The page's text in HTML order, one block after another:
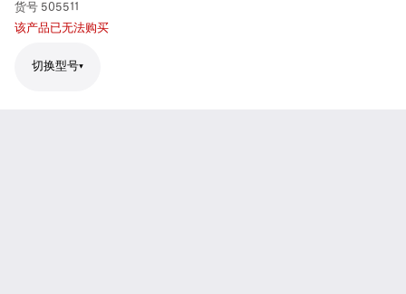
货号 505511
该产品已无法购买
切换型号